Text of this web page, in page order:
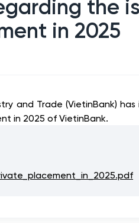
the
in 2025
Trade (VietinBank) has
in 2025 of VietinBank.